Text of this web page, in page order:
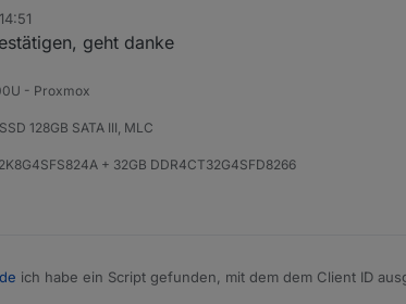
mmiller7/ecoflow-withoutflow/blob/main/cloud-mqtt/
geht danke
- Proxmox
128GB SATA III, MLC
+ 32GB DDR4CT32G4SFD8266
ich habe ein Script gefunden, mit dem dem Client ID